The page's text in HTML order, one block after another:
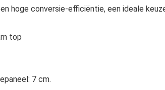
hoge conversie-efficiëntie, een ideale
top
7 cm.